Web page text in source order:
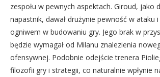
zespołu w pewnych aspektach. Giroud, jako
napastnik, dawał drużynie pewność w ataku i
ogniwem w budowaniu gry. Jego brak w
będzie wymagał od Milanu znalezienia
ofensywnej. Podobnie odejście trenera
filozofii gry i strategii, co naturalnie wpłynie